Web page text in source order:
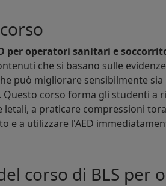
per operatori sanitari e
che si basano sulle
può migliorare sensibilmente
Questo corso forma gli studenti a
a praticare compressioni
e a utilizzare l'AED
corso di BLS per